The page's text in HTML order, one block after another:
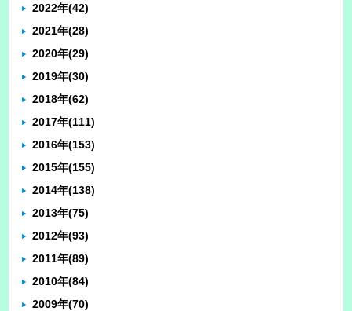
2022年(42)
2021年(28)
2020年(29)
2019年(30)
2018年(62)
2017年(111)
2016年(153)
2015年(155)
2014年(138)
2013年(75)
2012年(93)
2011年(89)
2010年(84)
2009年(70)